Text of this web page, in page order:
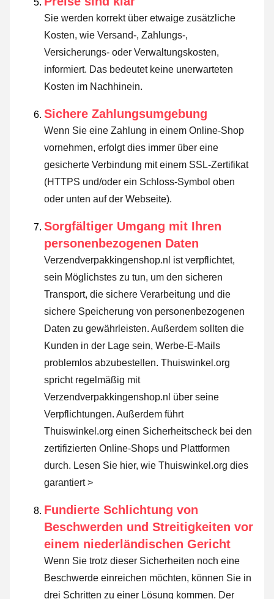
Sie werden korrekt über etwaige zusätzliche
Kosten, wie Versand-, Zahlungs-,
Versicherungs- oder Verwaltungskosten,
informiert. Das bedeutet keine unerwarteten
Kosten im Nachhinein.
Sichere Zahlungsumgebung
Wenn Sie eine Zahlung in einem Online-Shop
vornehmen, erfolgt dies immer über eine
gesicherte Verbindung mit einem SSL-Zertifikat
(HTTPS und/oder ein Schloss-Symbol oben
oder unten auf der Webseite).
Sorgfältiger Umgang mit Ihren
personenbezogenen Daten
Verzendverpakkingenshop.nl ist verpflichtet,
sein Möglichstes zu tun, um den sicheren
Transport, die sichere Verarbeitung und die
sichere Speicherung von personenbezogenen
Daten zu gewährleisten. Außerdem sollten die
Kunden in der Lage sein, Werbe-E-Mails
problemlos abzubestellen. Thuiswinkel.org
spricht regelmäßig mit
Verzendverpakkingenshop.nl über seine
Verpflichtungen. Außerdem führt
Thuiswinkel.org einen Sicherheitscheck bei den
zertifizierten Online-Shops und Plattformen
durch. Lesen Sie hier, wie Thuiswinkel.org dies
garantiert >
Fundierte Schlichtung von
Beschwerden und Streitigkeiten vor
einem niederländischen Gericht
Wenn Sie trotz dieser Sicherheiten noch eine
Beschwerde einreichen möchten, können Sie in
drei Schritten zu einer Lösung kommen. Der